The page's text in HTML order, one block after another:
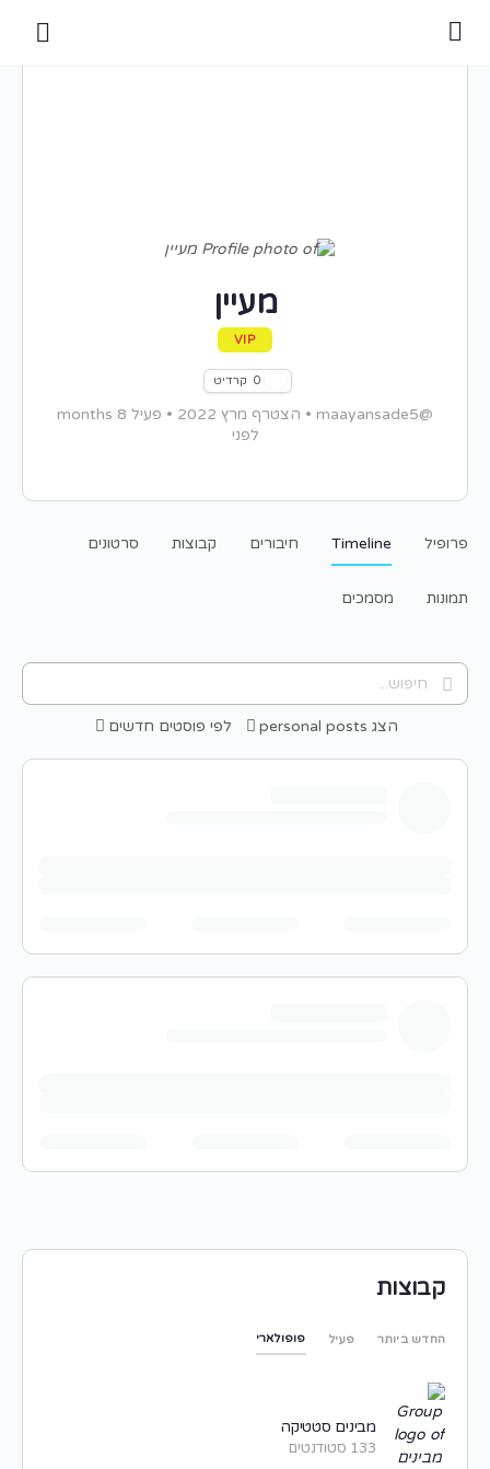
מעיין
VIP
0 קרדיט
@maayansade5
• הצטרף מרץ 2022 •
פעיל 8 months
לפני
פרופיל Timeline חיבורים קבוצות סרטונים
תמונות מסמכים
חיפוש...
הצג personal posts לפי פוסטים חדשים
קבוצות
החדש ביותר פעיל פופולארי
מבינים סטטיקה
133 סטודנטים